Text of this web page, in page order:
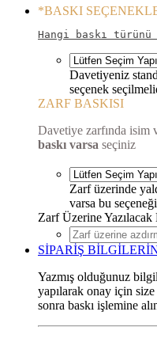
*BASKI
Hangi baskı
Davetiyeniz
seçenek
ZARF BASKISI
Davetiye zarfında isim
baskı varsa seçiniz
Zarf üzerinde
varsa bu
Zarf Üzerine
SİPARİŞ
Yazmış olduğunuz
yapılarak onay için
sonra baskı işlemine